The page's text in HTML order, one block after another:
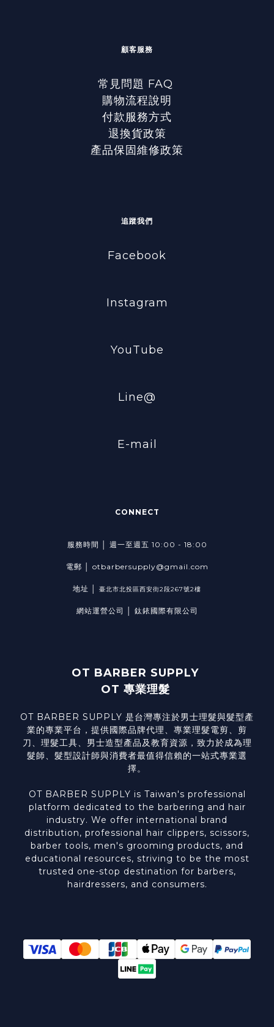
顧客服務
常見問題 FAQ
購物流程說明
付款服務方式
退換貨政策
產品保固維修政策
追蹤我們
Facebook
Instagram
YouTube
Line@
E-mail
CONNECT
服務時間 │ 週一至週五 10:00 - 18:00
電郵 │ otbarbersupply@gmail.com
地址 │ 臺北市北投區西安街2段267號2樓
網站運營公司 │ 鈦銥國際有限公司
OT BARBER SUPPLY
OT 專業理髮
OT BARBER SUPPLY 是台灣專注於男士理髮與髮型產
業的專業平台，提供國際品牌代理、專業理髮電剪、剪
刀、理髮工具、男士造型產品及教育資源，致力於成為理
髮師、髮型設計師與消費者最值得信賴的一站式專業選
擇。
OT BARBER SUPPLY is Taiwan's professional
platform dedicated to the barbering and hair
industry. We offer international brand
distribution, professional hair clippers, scissors,
barber tools, men's grooming products, and
educational resources, striving to be the most
trusted one-stop destination for barbers,
hairdressers, and consumers.